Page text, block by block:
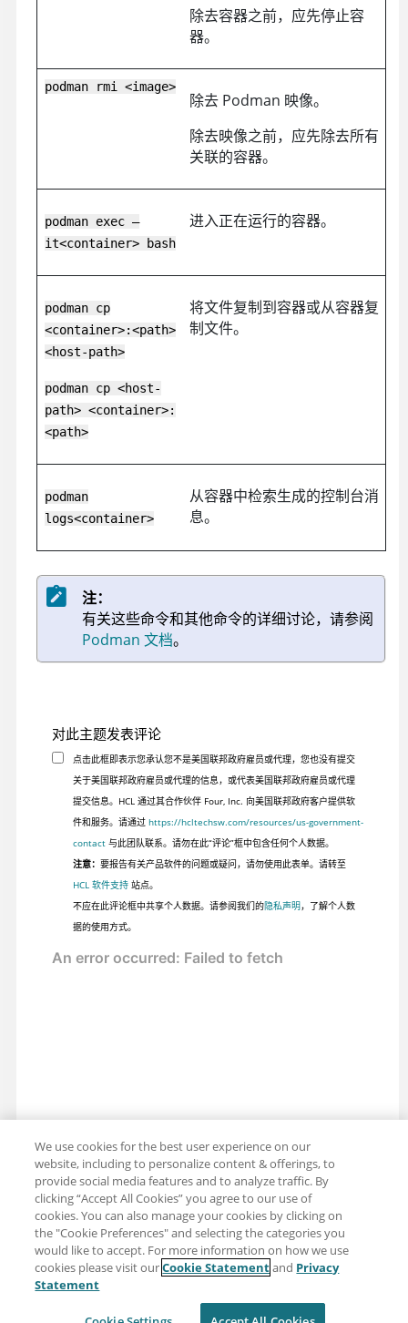
除去容器之前，应先停止容
器。
podman rmi <image>
除去 Podman 映像。
除去映像之前，应先除去所有
关联的容器。
podman exec –
it<container> bash
进入正在运行的容器。
podman cp
<container>:<path>
<host-path>
podman cp <host-
path> <container>:
<path>
将文件复制到容器或从容器复
制文件。
podman
logs<container>
从容器中检索生成的控制台消
息。
注：
有关这些命令和其他命令的详细讨论，请参阅
Podman 文档。
对此主题发表评论
点击此框即表示您承认您不是美国联邦政府雇员或代理，您也没有提交
关于美国联邦政府雇员或代理的信息，或代表美国联邦政府雇员或代理
提交信息。HCL 通过其合作伙伴 Four, Inc. 向美国联邦政府客户提供软
件和服务。请通过 https://hcltechsw.com/resources/us-government-
contact与此团队联系。请勿在此“评论”框中包含任何个人数据。
注意： 要报告有关产品软件的问题或疑问，请勿使用此表单。请转至
HCL 软件支持站点。
不应在此评论框中共享个人数据。请参阅我们的隐私声明，了解个人数
据的使用方式。
分享：电子邮件
推特
使用条款
We use cookies for the best user experience on our
website, including to personalize content & offerings, to
provide social media features and to analyze traffic. By
clicking “Accept All Cookies” you agree to our use of
cookies. You can also manage your cookies by clicking on
the "Cookie Preferences" and selecting the categories you
would like to accept. For more information on how we use
cookies please visit ourCookie Statementand Privacy
Statement